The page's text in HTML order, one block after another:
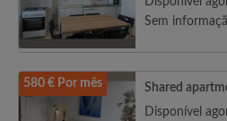
Sem
580 € Por mês
Shared
Disponível